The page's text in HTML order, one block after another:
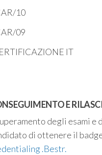
10
09
IT
E
degli esami
di ottenere il
.Bestr.